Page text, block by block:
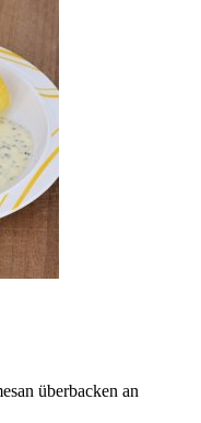
überbacken an